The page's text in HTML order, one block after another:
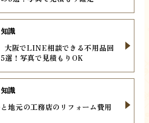
大阪でLINE相談できる不用品回
選！写真で見積もりOK
知識
地元の工務店のリフォーム費用
知識